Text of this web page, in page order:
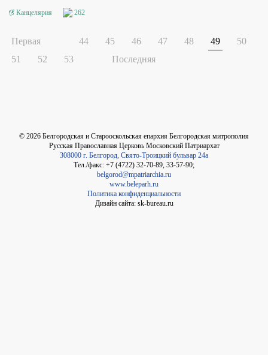
Канцелярия 262
Первая 44 45 46 47 48 49
50
51
52 53 Последняя
© 2026 Белгородская и Старооскольская епархия Белгородская митрополия
Русская Православная Церковь Московский Патриархат
308000 г. Белгород, Свято-Троицкий бульвар 24а
Тел./факс: +7 (4722) 32-70-89, 33-57-90;
belgorod@mpatriarchia.ru
www.beleparh.ru
Политика конфиденциальности
Дизайн сайта: sk-bureau.ru